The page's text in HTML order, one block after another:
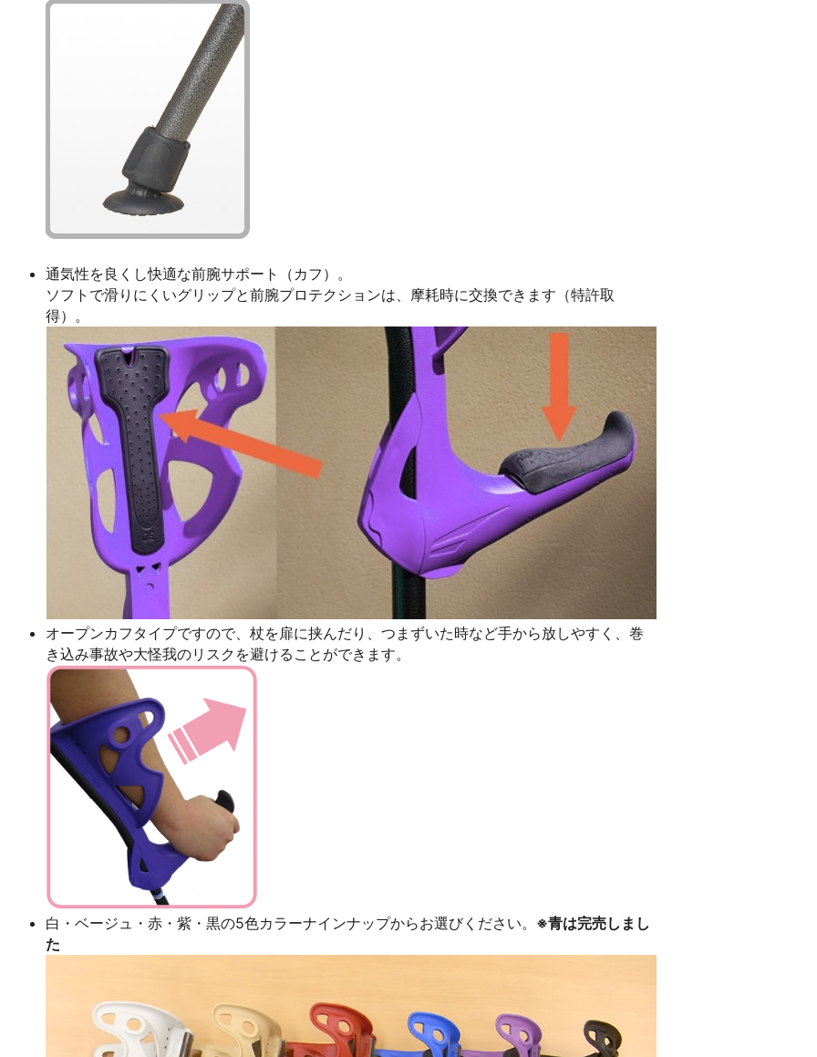
通気性を良くし快適な前腕サポート（カフ）。
ソフトで滑りにくいグリップと前腕プロテクションは、摩耗時に交換できます（特許取
得）。
オープンカフタイプですので、杖を扉に挟んだり、つまずいた時など手から放しやすく、巻
き込み事故や大怪我のリスクを避けることができます。
白・ベージュ・赤・紫・黒の5色カラーナインナップからお選びください。 ※青は完売しまし
た